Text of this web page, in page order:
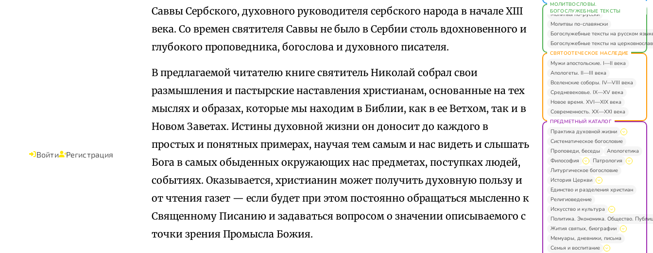
Войти Регистрация
Саввы Сербского, духовного руководителя сербского народа в начале XIII
века. Со времен святителя Саввы не было в Сербии столь вдохновенного и
глубокого проповедника, богослова и духовного писателя.
В предлагаемой читателю книге святитель Николай собрал свои
размышления и пастырские наставления христианам, основанные на тех
мыслях и образах, которые мы находим в Библии, как в ее Ветхом, так и в
Новом Заветах. Истины духовной жизни он доносит до каждого в
простых и понятных примерах, научая тем самым и нас видеть и слышать
Бога в самых обыденных окружающих нас предметах, поступках людей,
событиях. Оказывается, христианин может получить духовную пользу и
от чтения газет — если будет при этом постоянно обращаться мысленно к
Священному Писанию и задаваться вопросом о значении описываемого с
точки зрения Промысла Божия.
МОЛИТВОСЛОВЫ.
БОГОСЛУЖЕБНЫЕ ТЕКСТЫ
Молитвы по-русски
Молитвы по-славянски
Богослужебные тексты на русском
Богослужебные тексты на
СВЯТООТЕЧЕСКОЕ НАСЛЕДИЕ
Мужи апостольские. I—II века
Апологеты. II—III века
Вселенские соборы. IV—VIII века
Средневековье. IX—XV века
Новое время. XVI—XIX века
Современность. XX—XXI века
ПРЕДМЕТНЫЙ КАТАЛОГ
Практика духовной жизни
Систематическое богословие
Проповеди, беседы
Апологетика
Философия
Патрология
Литургическое богословие
История Церкви
Единство и разделения христиан
Религиоведение
Искусство и культура
Политика. Экономика. Общество.
Жития святых, биографии
Мемуары, дневники, письма
Семья и воспитание